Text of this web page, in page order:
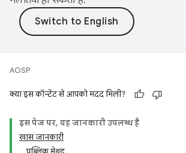
AOSP
क्या इस कॉन्टेंट से आपको मदद मिली?
इस पेज पर, यह जानकारी उपलब्ध है
खास जानकारी